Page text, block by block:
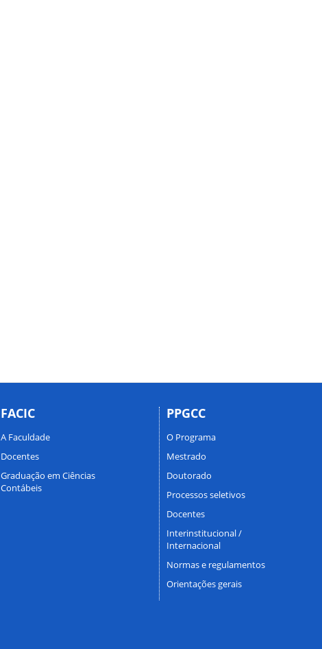
FACIC
A Faculdade
Docentes
Graduação em Ciências
Contábeis
PPGCC
O Programa
Mestrado
Doutorado
Processos seletivos
Docentes
Interinstitucional /
Internacional
Normas e regulamentos
Orientações gerais